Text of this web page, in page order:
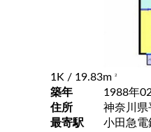
1K / 19.83m 2
築年
1988年
住所
神奈川県
最寄駅
小田急電